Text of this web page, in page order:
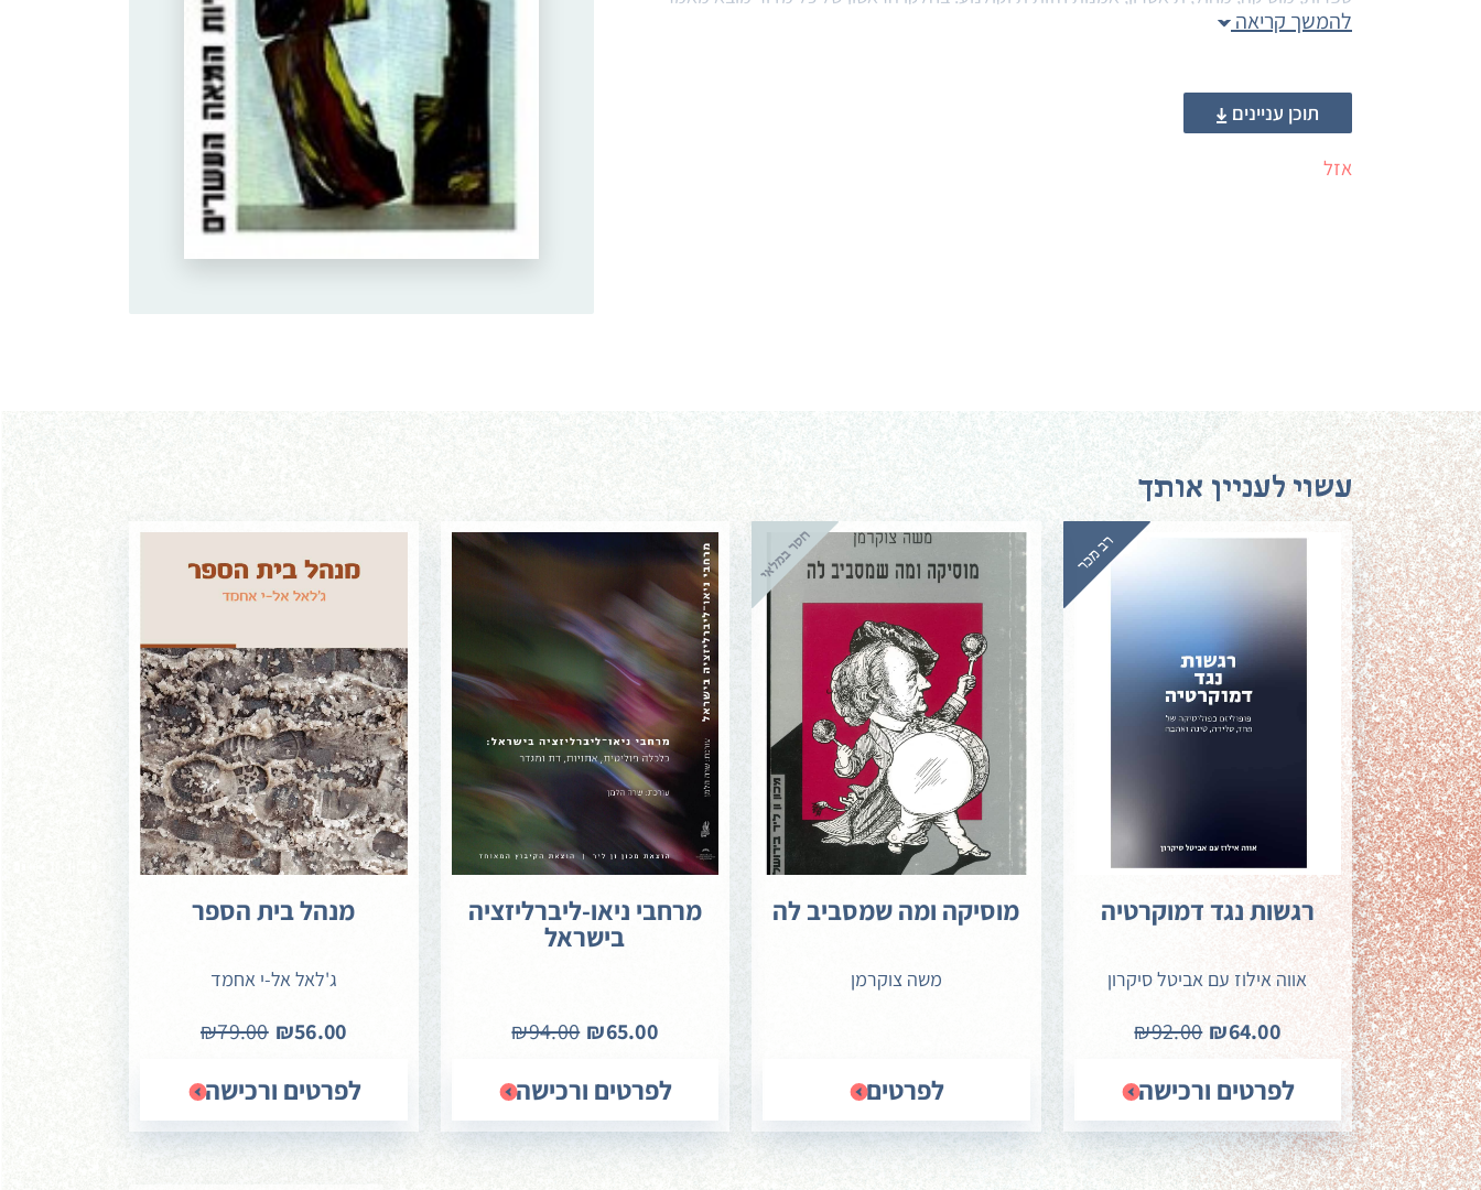
תיאורטי, המציג מנקודת מבט עקרונית סוגיות הכרוכות במדיום הנדון, ובחלק השני של כל מדור
הפרסום אזל.
להמשך קריאה
תוכן עניינים
אזל
עשוי לעניין אותך
רגשות נגד דמוקרטיה
אווה אילוז עם אביטל סיקרון
₪64.00
₪92.00
לפרטים ורכישה
מוסיקה ומה שמסביב לה
משה צוקרמן
לפרטים
מרחבי ניאו-ליברליזציה
בישראל
₪65.00
₪94.00
לפרטים ורכישה
מנהל בית הספר
ג'לאל אל-י אחמד
₪56.00
₪79.00
לפרטים ורכישה